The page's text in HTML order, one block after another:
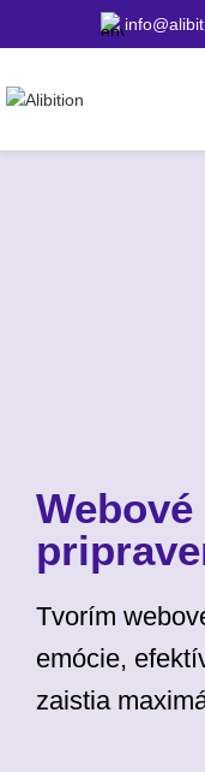
Tvorím
emócie,
zaistia